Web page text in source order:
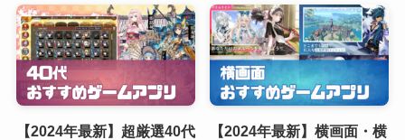
【2024年最新】超厳選40代
【2024年最新】横画面・横